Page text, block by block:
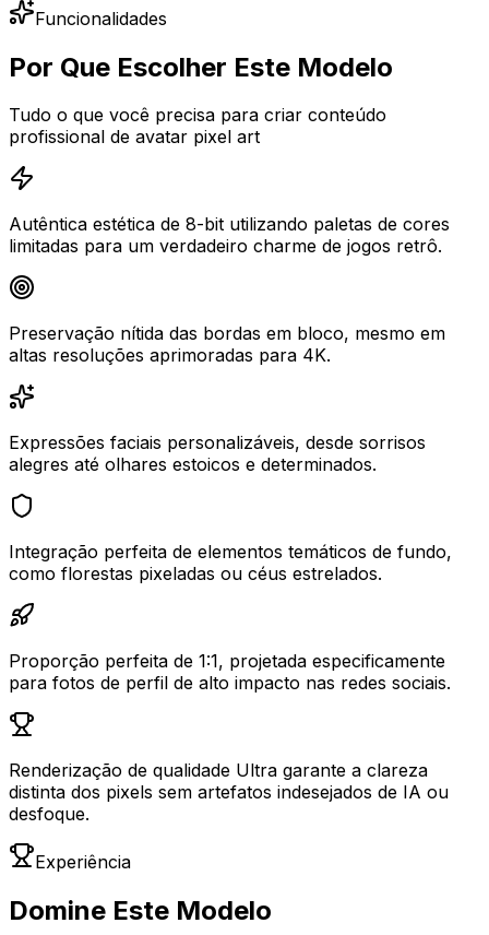
Funcionalidades
Por Que Escolher Este Modelo
Tudo o que você precisa para criar conteúdo
profissional de avatar pixel art
Autêntica estética de 8-bit utilizando paletas de cores
limitadas para um verdadeiro charme de jogos retrô.
Preservação nítida das bordas em bloco, mesmo em
altas resoluções aprimoradas para 4K.
Expressões faciais personalizáveis, desde sorrisos
alegres até olhares estoicos e determinados.
Integração perfeita de elementos temáticos de fundo,
como florestas pixeladas ou céus estrelados.
Proporção perfeita de 1:1, projetada especificamente
para fotos de perfil de alto impacto nas redes sociais.
Renderização de qualidade Ultra garante a clareza
distinta dos pixels sem artefatos indesejados de IA ou
desfoque.
Experiência
Domine Este Modelo